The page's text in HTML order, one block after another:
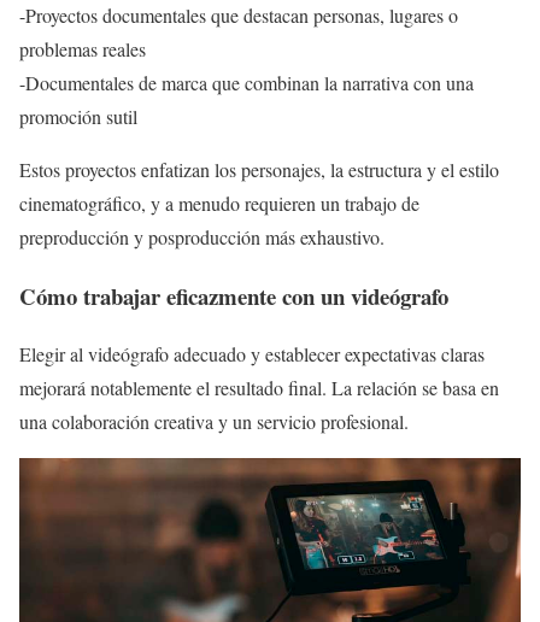
-Proyectos documentales que destacan personas, lugares o
problemas reales
-Documentales de marca que combinan la narrativa con una
promoción sutil
Estos proyectos enfatizan los personajes, la estructura y el estilo
cinematográfico, y a menudo requieren un trabajo de
preproducción y posproducción más exhaustivo.
Cómo trabajar eficazmente con un videógrafo
Elegir al videógrafo adecuado y establecer expectativas claras
mejorará notablemente el resultado final. La relación se basa en
una colaboración creativa y un servicio profesional.